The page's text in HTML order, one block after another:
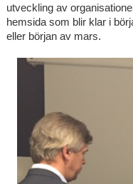
utveckling av
hemsida som blir klar i
eller början av mars.